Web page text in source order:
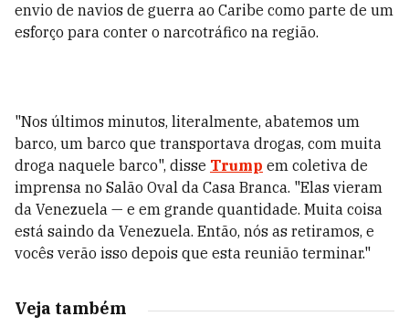
envio de navios de guerra ao Caribe como parte de um
esforço para conter o narcotráfico na região.
"Nos últimos minutos, literalmente, abatemos um
barco, um barco que transportava drogas, com muita
droga naquele barco", disse Trump em coletiva de
imprensa no Salão Oval da Casa Branca. "Elas vieram
da Venezuela — e em grande quantidade. Muita coisa
está saindo da Venezuela. Então, nós as retiramos, e
vocês verão isso depois que esta reunião terminar."
Veja também